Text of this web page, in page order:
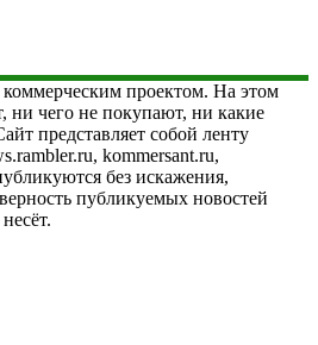
проектом. На этом
ни чего не покупают, ни какие
представляет собой ленту
kommersant.ru,
без искажения,
публикуемых новостей